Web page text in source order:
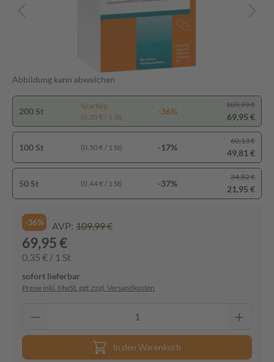
Abbildung kann abweichen
200 St
Spartipp
(0,35 € / 1 St)
-36%
109,99 €
69,95 €
100 St (0,50 € / 1 St) -17%
60,13 €
49,81 €
50 St (0,44 € / 1 St) -37%
34,82 €
21,95 €
-36% AVP: 109,99 €
69,95 €
0,35 € / 1 St
sofort lieferbar
Preise inkl. MwSt. ggf. zzgl. Versandkosten
In den Warenkorb